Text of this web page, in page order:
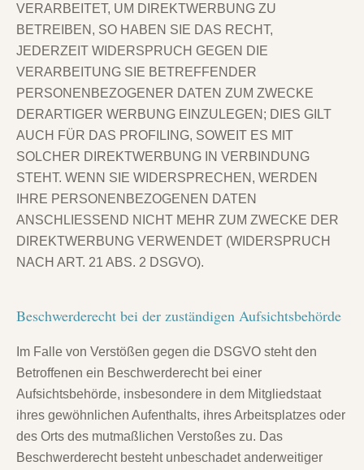
VERARBEITET, UM DIREKTWERBUNG ZU
BETREIBEN, SO HABEN SIE DAS RECHT,
JEDERZEIT WIDERSPRUCH GEGEN DIE
VERARBEITUNG SIE BETREFFENDER
PERSONENBEZOGENER DATEN ZUM ZWECKE
DERARTIGER WERBUNG EINZULEGEN; DIES GILT
AUCH FÜR DAS PROFILING, SOWEIT ES MIT
SOLCHER DIREKTWERBUNG IN VERBINDUNG
STEHT. WENN SIE WIDERSPRECHEN, WERDEN
IHRE PERSONENBEZOGENEN DATEN
ANSCHLIESSEND NICHT MEHR ZUM ZWECKE DER
DIREKTWERBUNG VERWENDET (WIDERSPRUCH
NACH ART. 21 ABS. 2 DSGVO).
Beschwerde­recht bei der zuständigen Aufsichts­behörde
Im Falle von Verstößen gegen die DSGVO steht den
Betroffenen ein Beschwerderecht bei einer
Aufsichtsbehörde, insbesondere in dem Mitgliedstaat
ihres gewöhnlichen Aufenthalts, ihres Arbeitsplatzes oder
des Orts des mutmaßlichen Verstoßes zu. Das
Beschwerderecht besteht unbeschadet anderweitiger